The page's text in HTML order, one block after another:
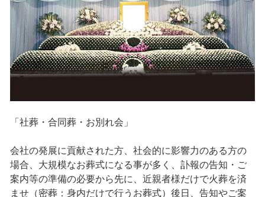
「社葬・合同葬・お別れ会」
会社の発展に貢献された方、社会的に影響力のある方の
場合、大規模なお葬式になる事が多く、訃報の告知・ご
案内等の準備の必要から先に、近親者様だけで火葬を済
ませ（密葬：身内だけで行うお葬式）後日、告知やご案